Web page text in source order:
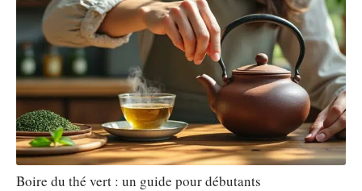
Boire du thé vert : un guide pour débutants